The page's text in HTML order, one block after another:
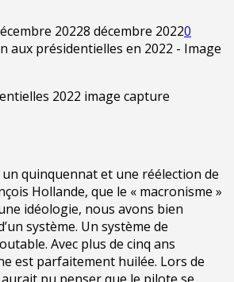
20228 décembre 20220
2022 image capture
un quinquennat et une réélection de
Hollande, que le « macronisme »
idéologie, nous avons bien
système. Un système de
Avec plus de cinq ans
est parfaitement huilée. Lors de